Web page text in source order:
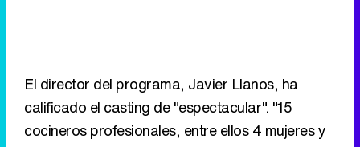
El director del programa, Javier Llanos, ha
calificado el casting de "espectacular". "15
cocineros profesionales, entre ellos 4 mujeres y